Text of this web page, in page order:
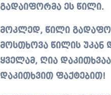
გადაიფორმა ეს წილი.
მოკლედ, წილი
მოსთხოვა წილის უკან
ყველამ, ღია
დაკითხვით ფაქტებით!